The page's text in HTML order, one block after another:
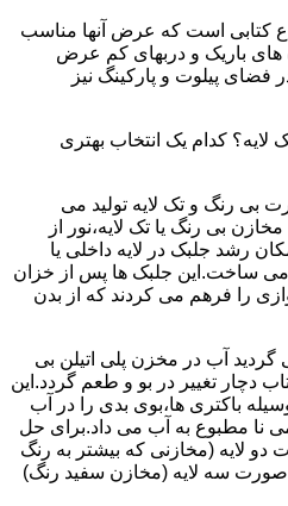
کتابی است که عرض آنها مناسب
های باریک و دربهای کم عرض
فضای پیلوت و پارکینگ نیز
لایه؟ کدام یک انتخاب بهتری
بی رنگ و تک لایه تولید می
بی رنگ یا تک لایه،نور از
رشد جلبک در لایه داخلی یا
می ساخت.این جلبک ها پس از خزان
را فرهم می کردند که از بدن
گردید آب در مخزن پلی اتیلن بی
دچار تغییر در بو و طعم گردد.این
باکتری ها،بوی بدی را در آب
نا مطبوع به آب می داد.برای حل
دو لایه (مخازنی که بیشتر به رنگ
صورت سه لایه (مخازن سفید رنگ)